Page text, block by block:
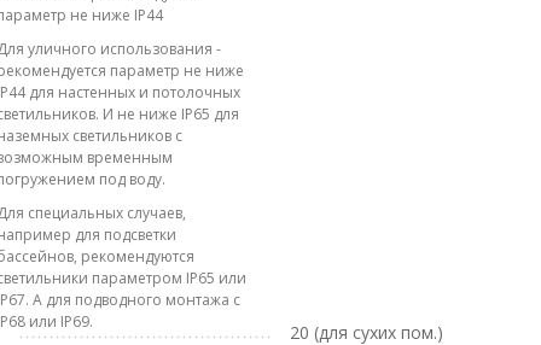
не ниже IP44
уличного использования -
параметр не ниже
для настенных и потолочных
И не ниже IP65 для
светильников с
временным
под воду.
специальных случаев,
для подсветки
рекомендуются
параметром IP65 или
А для подводного монтажа с
или IP69.
20 (для сухих пом.)